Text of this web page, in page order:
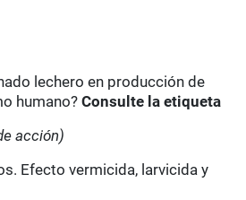
lechero en producción de
humano?Consulte la etiqueta
acción)
Efecto vermicida, larvicida y